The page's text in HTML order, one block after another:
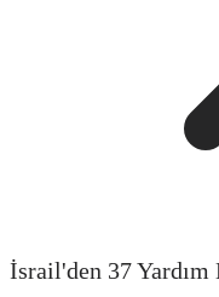
İsrail'den 37 Yardım